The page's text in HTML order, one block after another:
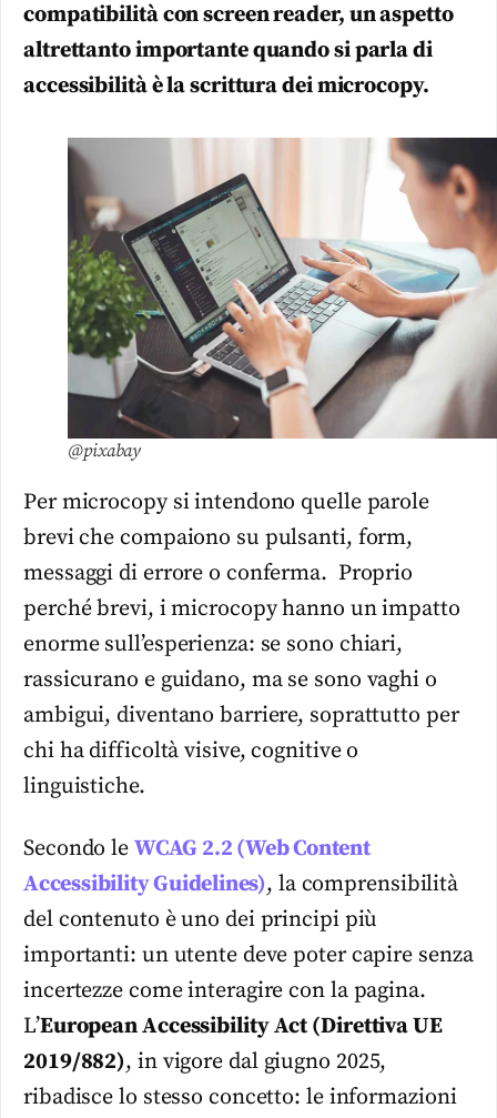
compatibilità con screen reader, un aspetto
altrettanto importante quando si parla di
accessibilità è la scrittura dei microcopy.
@pixabay
Per microcopy si intendono quelle parole
brevi che compaiono su pulsanti, form,
messaggi di errore o conferma. Proprio
perché brevi, i microcopy hanno un impatto
enorme sull’esperienza: se sono chiari,
rassicurano e guidano, ma se sono vaghi o
ambigui, diventano barriere, soprattutto per
chi ha difficoltà visive, cognitive o
linguistiche.
Secondo le WCAG 2.2 (Web Content
Accessibility Guidelines), la comprensibilità
del contenuto è uno dei principi più
importanti: un utente deve poter capire senza
incertezze come interagire con la pagina.
L’European Accessibility Act (Direttiva UE
2019/882), in vigore dal giugno 2025,
ribadisce lo stesso concetto: le informazioni